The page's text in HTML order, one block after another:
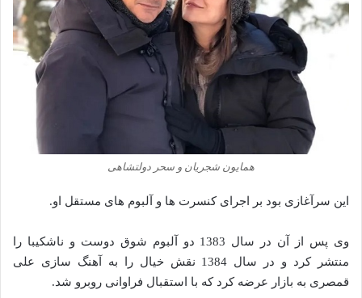
همایون شجریان و سحر دولتشاهی
این سرآغازی بود بر اجرای کنسرت ها و آلبوم های مستقل او.
وی پس از آن در سال 1383 دو آلبوم شوق دوست و ناشکیبا را
منتشر کرد و در سال 1384 نقش خیال را به آهنگ سازی علی
قمصری به بازار عرضه کرد که با استقبال فراوانی روبرو شد.